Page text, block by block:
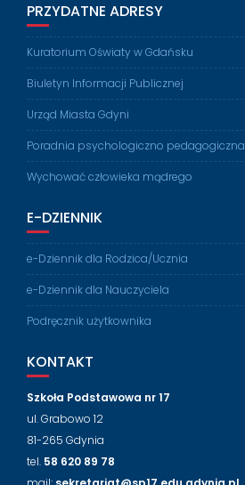
PRZYDATNE ADRESY
Kuratorium Oświaty w Gdańsku
Biuletyn Informacji Publicznej
Urząd Miasta Gdyni
Poradnia psychologiczno pedagogiczna
Wychować człowieka mądrego
E-DZIENNIK
e-Dziennik dla Rodzica/Ucznia
e-Dziennik dla Nauczyciela
Podręcznik użytkownika
KONTAKT
Szkoła Podstawowa nr 17
ul. Grabowo 12
81-265 Gdynia
tel. 58 620 89 78